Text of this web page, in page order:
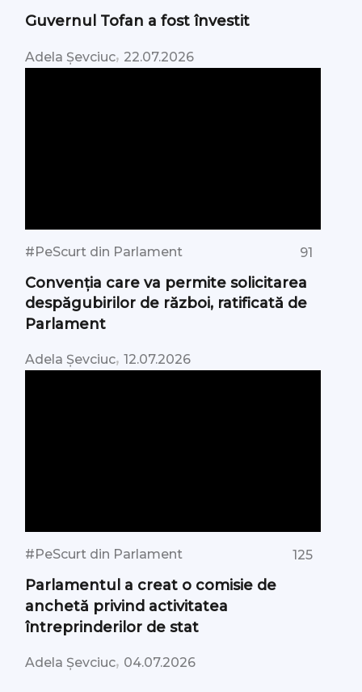
Guvernul Tofan a fost învestit
Adela Șevciuc, 22.07.2026
#PeScurt din Parlament 91
Convenția care va permite solicitarea
despăgubirilor de război, ratificată de
Parlament
Adela Șevciuc,12.07.2026
#PeScurt din Parlament 125
Parlamentul a creat o comisie de
anchetă privind activitatea
întreprinderilor de stat
Adela Șevciuc, 04.07.2026